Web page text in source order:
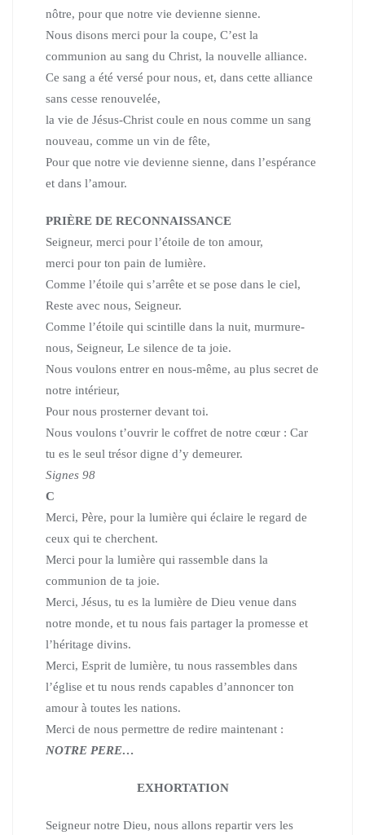
nôtre, pour que notre vie devienne sienne.
Nous disons merci pour la coupe, C’est la
communion au sang du Christ, la nouvelle alliance.
Ce sang a été versé pour nous, et, dans cette alliance
sans cesse renouvelée,
la vie de Jésus-Christ coule en nous comme un sang
nouveau, comme un vin de fête,
Pour que notre vie devienne sienne, dans l’espérance
et dans l’amour.
PRIÈRE DE RECONNAISSANCE
Seigneur, merci pour l’étoile de ton amour,
merci pour ton pain de lumière.
Comme l’étoile qui s’arrête et se pose dans le ciel,
Reste avec nous, Seigneur.
Comme l’étoile qui scintille dans la nuit, murmure-
nous, Seigneur, Le silence de ta joie.
Nous voulons entrer en nous-même, au plus secret de
notre intérieur,
Pour nous prosterner devant toi.
Nous voulons t’ouvrir le coffret de notre cœur : Car
tu es le seul trésor digne d’y demeurer.
Signes 98
C
Merci, Père, pour la lumière qui éclaire le regard de
ceux qui te cherchent.
Merci pour la lumière qui rassemble dans la
communion de ta joie.
Merci, Jésus, tu es la lumière de Dieu venue dans
notre monde, et tu nous fais partager la promesse et
l’héritage divins.
Merci, Esprit de lumière, tu nous rassembles dans
l’église et tu nous rends capables d’annoncer ton
amour à toutes les nations.
Merci de nous permettre de redire maintenant :
NOTRE PERE…
EXHORTATION
Seigneur notre Dieu, nous allons repartir vers les